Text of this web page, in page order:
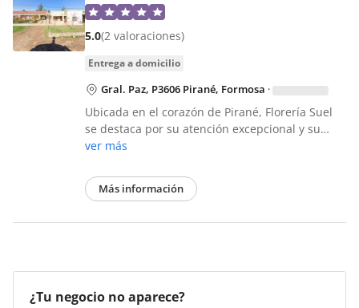
5.0(2 valoraciones)
entrega a domicilio
Gral. Paz, P3606 Pirané, Formosa ·
Ubicada en el corazón de Pirané, Florería Suel
se destaca por su atención excepcional y su…
ver más
Más información
¿Tu negocio no aparece?